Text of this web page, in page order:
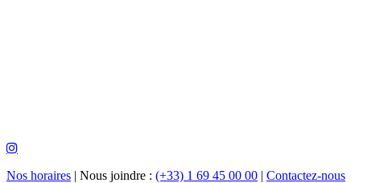
Nos horaires | Nous joindre : (+33) 1 69 45 00 00 | Contactez-nous